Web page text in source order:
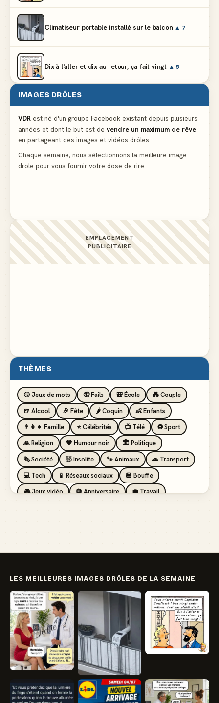
Climatiseur portable installé sur le balcon ▲ 7
Dix à l'aller et dix au retour, ça fait vingt ▲ 5
Et vous prétendez que la lumière du frigo s'éteint
Lidl propose un climatiseur avec gants de boxe et
IMAGES DRÔLES
VDR est né d'un groupe Facebook existant depuis plusieurs
années et dont le but est de vendre un maximum de rêve
en partageant des images et vidéos drôles.
Chaque semaine, nous sélectionnons la meilleure image
drole pour vous fournir votre dose de rire.
EMPLACEMENT
PUBLICITAIRE
THÈMES
😏 Jeux de mots 🤦 Fails 🎒 École
💑 Couple
🍺 Alcool
🎉 Fête 🌶️ Coquin
👶 Enfants
👨‍👩‍👧 Famille
⭐ Célébrités 📺 Télé
⚽ Sport
🙏 Religion
🖤 Humour noir
🏛️ Politique
🗞️ Société
🤯 Insolite 🐾 Animaux
🚗 Transport
💻 Tech
📱 Réseaux sociaux
🍔 Bouffe
🎮 Jeux vidéo
🎂 Anniversaire
💼 Travail
LES MEILLEURES IMAGES DRÔLES DE LA SEMAINE